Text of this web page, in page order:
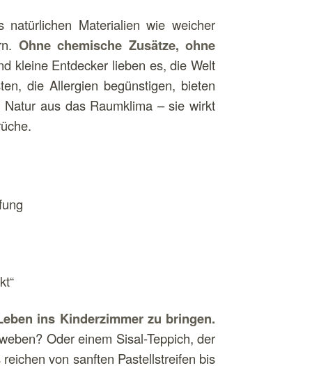
Materialien wie weicher
Ohne chemische Zusätze, ohne
kleine Entdecker lieben es, die Welt
die Allergien begünstigen, bieten
aus das Raumklima – sie wirkt
ins Kinderzimmer zu bringen.
Oder einem Sisal-Teppich, der
von sanften Pastellstreifen bis